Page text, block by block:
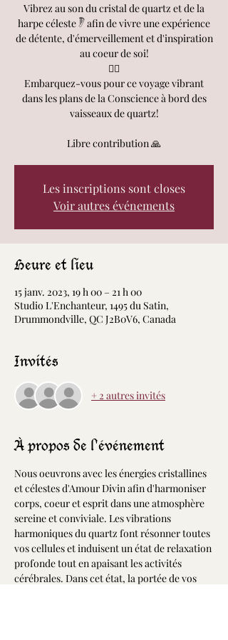
Vibrez au son du cristal de quartz et de la
harpe céleste 𓏢 afin de vivre une expérience
de détente, d'émerveillement et d'inspiration
au coeur de soi!
🧘‍♀️
Embarquez-vous pour ce voyage vibrant
dans les plans de la Conscience à bord des
vaisseaux de quartz!
Libre contribution 🙏
Les inscriptions sont closes
Voir autres événements
Heure et lieu
15 janv. 2023, 19 h 00 – 21 h 00
Studio L'Enchanteur, 1495 du Satin,
Drummondville, QC J2B0V6, Canada
Invités
+ 2 autres invités
À propos de l'événement
Nous oeuvrons avec les énergies cristallines
et célestes d'Amour Divin afin d'harmoniser
corps, coeur et esprit dans une atmosphère
sereine et conviviale. Les vibrations
harmoniques du quartz font résonner toutes
vos cellules et induisent un état de relaxation
profonde tout en apaisant les activités
cérébrales. Dans cet état, la portée de vos